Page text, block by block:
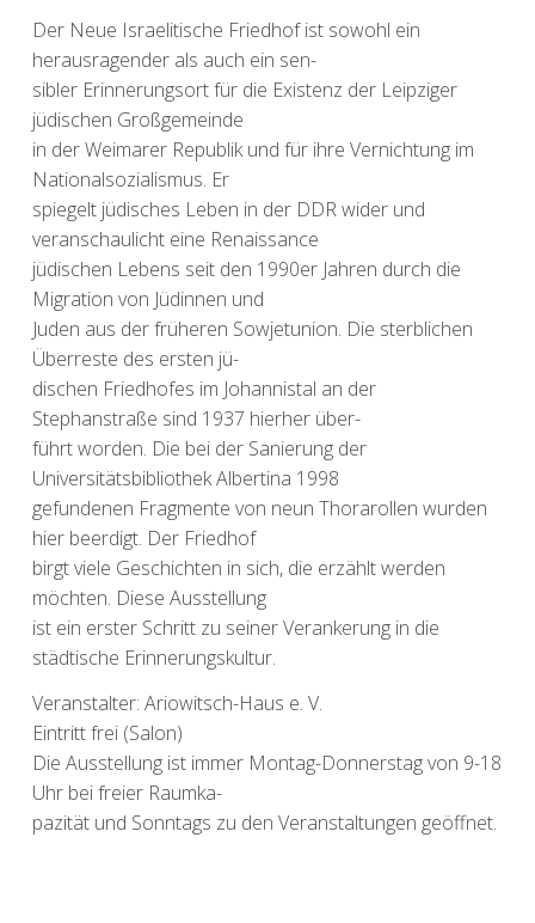
Der Neue Israelitische Friedhof ist sowohl ein
herausragender als auch ein sen-
sibler Erinnerungsort für die Existenz der Leipziger
jüdischen Großgemeinde
in der Weimarer Republik und für ihre Vernichtung im
Nationalsozialismus. Er
spiegelt jüdisches Leben in der DDR wider und
veranschaulicht eine Renaissance
jüdischen Lebens seit den 1990er Jahren durch die
Migration von Jüdinnen und
Juden aus der früheren Sowjetunion. Die sterblichen
Überreste des ersten jü-
dischen Friedhofes im Johannistal an der
Stephanstraße sind 1937 hierher über-
führt worden. Die bei der Sanierung der
Universitätsbibliothek Albertina 1998
gefundenen Fragmente von neun Thorarollen wurden
hier beerdigt. Der Friedhof
birgt viele Geschichten in sich, die erzählt werden
möchten. Diese Ausstellung
ist ein erster Schritt zu seiner Verankerung in die
städtische Erinnerungskultur.
Veranstalter: Ariowitsch-Haus e. V.
Eintritt frei (Salon)
Die Ausstellung ist immer Montag-Donnerstag von 9-18
Uhr bei freier Raumka-
pazität und Sonntags zu den Veranstaltungen geöffnet.